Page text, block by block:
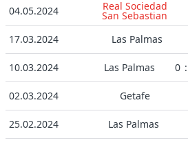
04.05.2024 Real Sociedad
San Sebastian
17.03.2024 Las Palmas
10.03.2024 Las Palmas 0 :
02.03.2024 Getafe
25.02.2024 Las Palmas